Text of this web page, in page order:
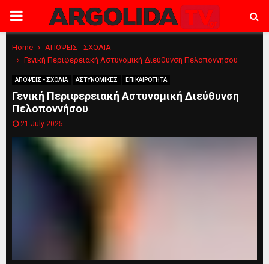
PRIMARY
MENU
Home
ΑΠΟΨΕΙΣ - ΣΧΟΛΙΑ
Γενική Περιφερειακή Αστυνομική Διεύθυνση Πελοποννήσου
ΑΠΟΨΕΙΣ - ΣΧΟΛΙΑ ΑΣΤΥΝΟΜΙΚΕΣ ΕΠΙΚΑΙΡΟΤΗΤΑ
Γενική Περιφερειακή Αστυνομική Διεύθυνση
Πελοποννήσου
21 July 2025